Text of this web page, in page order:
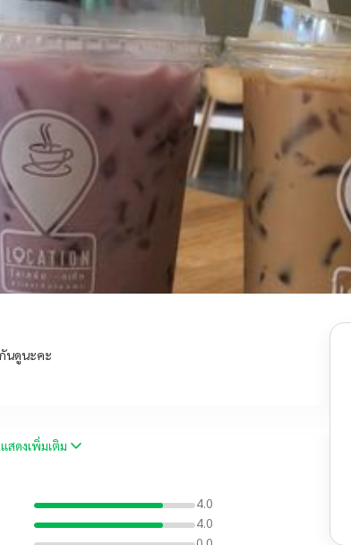
นดูนะคะ
แสดงเพิ่มเติม
4.0
4.0